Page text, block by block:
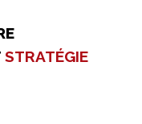
STRATÉGIE